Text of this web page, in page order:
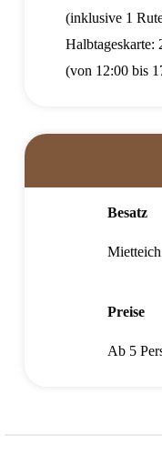
(inklusive 1
Halbtageskarte:
(von 12:00 bis
Besatz
Preise
Ab 5